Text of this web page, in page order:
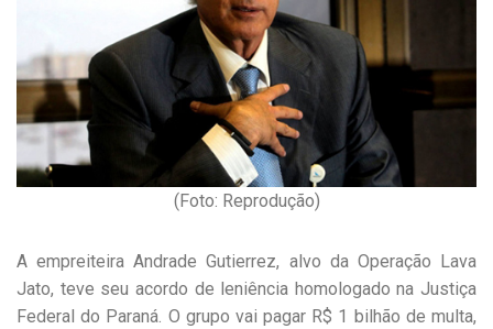
(Foto: Reprodução)
A empreiteira Andrade Gutierrez, alvo da Operação Lava
Jato, teve seu acordo de leniência homologado na Justiça
Federal do Paraná. O grupo vai pagar R$ 1 bilhão de multa,